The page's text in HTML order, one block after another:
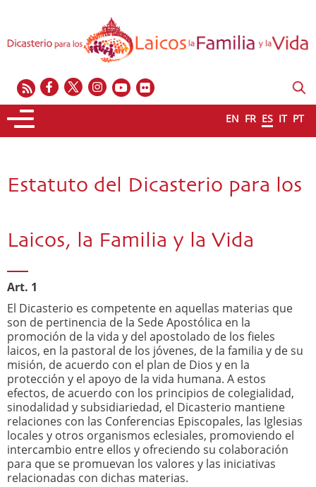
EN FR ES IT PT
Estatuto del Dicasterio para los
Laicos, la Familia y la Vida
Art. 1
El Dicasterio es competente en aquellas materias que
son de pertinencia de la Sede Apostólica en la
promoción de la vida y del apostolado de los fieles
laicos, en la pastoral de los jóvenes, de la familia y de su
misión, de acuerdo con el plan de Dios y en la
protección y el apoyo de la vida humana. A estos
efectos, de acuerdo con los principios de colegialidad,
sinodalidad y subsidiariedad, el Dicasterio mantiene
relaciones con las Conferencias Episcopales, las Iglesias
locales y otros organismos eclesiales, promoviendo el
intercambio entre ellos y ofreciendo su colaboración
para que se promuevan los valores y las iniciativas
relacionadas con dichas materias.